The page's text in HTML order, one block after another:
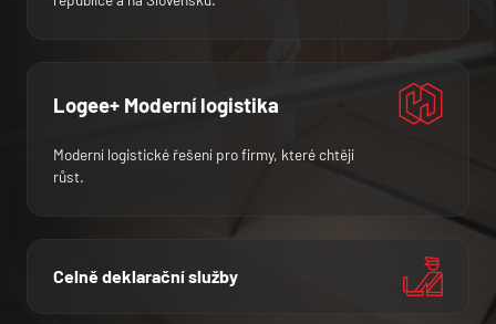
Logee+ Moderní logistika
Moderní logistické řešení pro firmy, které chtějí
růst.
Celně deklarační služby
Napište nám